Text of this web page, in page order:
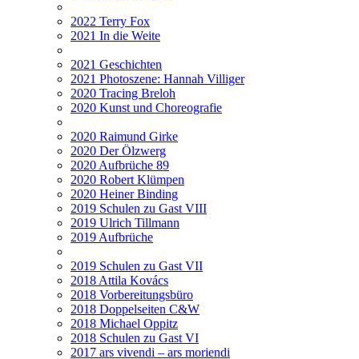
2022 Terry Fox
2021 In die Weite
2021 Geschichten
2021 Photoszene: Hannah Villiger
2020 Tracing Breloh
2020 Kunst und Choreografie
2020 Raimund Girke
2020 Der Ölzwerg
2020 Aufbrüche 89
2020 Robert Klümpen
2020 Heiner Binding
2019 Schulen zu Gast VIII
2019 Ulrich Tillmann
2019 Aufbrüche
2019 Schulen zu Gast VII
2018 Attila Kovács
2018 Vorbereitungsbüro
2018 Doppelseiten C&W
2018 Michael Oppitz
2018 Schulen zu Gast VI
2017 ars vivendi – ars moriendi